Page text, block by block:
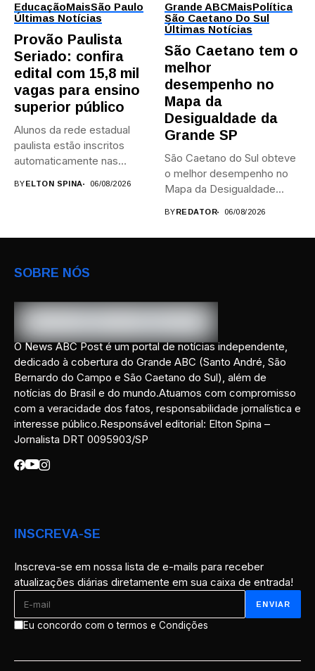
EducaçãoMaisSão Paulo
Últimas Notícias
Provão Paulista
Seriado: confira
edital com 15,8 mil
vagas para ensino
superior público
Alunos da rede estadual
paulista estão inscritos
automaticamente nas
BYELTON SPINA 06/08/2026
Grande ABCMaisPolítica
São Caetano Do Sul
Últimas Notícias
São Caetano tem o
melhor
desempenho no
Mapa da
Desigualdade da
Grande SP
São Caetano do Sul obteve
o melhor desempenho no
Mapa da Desigualdade...
BYREDATOR 06/08/2026
SOBRE NÓS
O News ABC Post é um portal de notícias independente,
dedicado à cobertura do Grande ABC (Santo André, São
Bernardo do Campo e São Caetano do Sul), além de
notícias do Brasil e do mundo.Atuamos com compromisso
com a veracidade dos fatos, responsabilidade jornalística e
interesse público.Responsável editorial: Elton Spina –
Jornalista DRT 0095903/SP
INSCREVA-SE
Inscreva-se em nossa lista de e-mails para receber
atualizações diárias diretamente em sua caixa de entrada!
Eu concordo com o termos e Condições